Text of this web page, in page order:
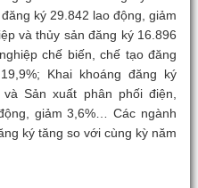
ký 29.842 lao động, giảm
và thủy sản đăng ký 16.896
chế biến, chế tạo đăng
Khai khoáng đăng ký
Sản xuất phân phối điện,
giảm 3,6%… Các ngành
ký tăng so với cùng kỳ năm